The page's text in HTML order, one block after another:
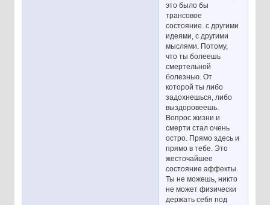
это было бы
трансовое
состояние. с другими
идеями, с другими
мыслями. Потому,
что ты болеешь
смертельной
болезнью. От
которой ты либо
задохнешься, либо
выздоровеешь.
Вопрос жизни и
смерти стал очень
остро. Прямо здесь и
прямо в тебе. Это
жесточайшее
состояние аффекты.
Ты не можешь, никто
не может физически
держать себя под